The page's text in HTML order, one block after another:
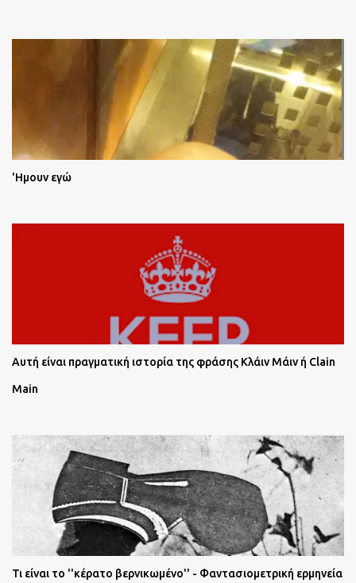
'Ημουν εγώ
Αυτή είναι πραγματική ιστορία της φράσης Κλάιν Μάιν ή Clain
Main
Τι είναι το ''κέρατο βερνικωμένο'' - Φαντασιομετρική ερμηνεία